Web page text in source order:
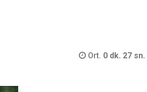
Ort. 0 dk. 27 sn.